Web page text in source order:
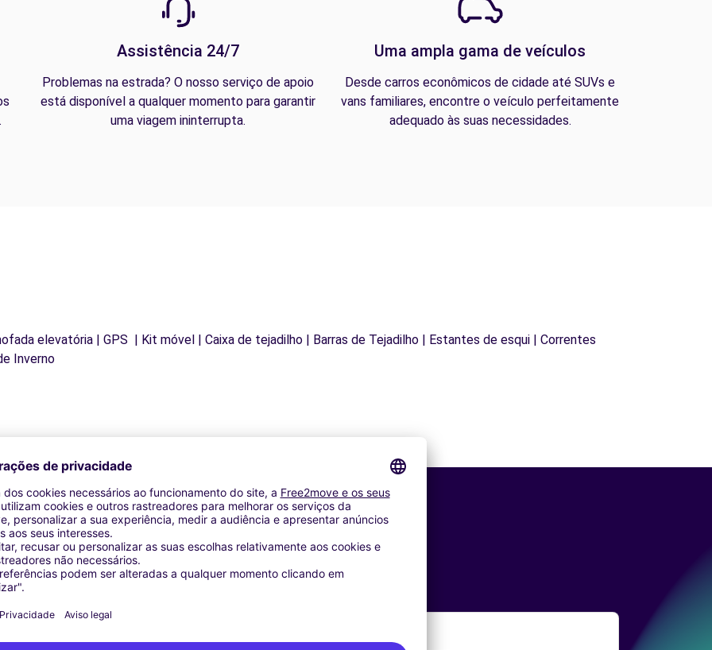
Assistência 24/7
Problemas na estrada? O nosso serviço de apoio
está disponível a qualquer momento para garantir
uma viagem ininterrupta.
Uma ampla gama de veículos
Desde carros econômicos de cidade até SUVs e
vans familiares, encontre o veículo perfeitamente
adequado às suas necessidades.
elevatória | GPS | Kit móvel | Caixa de tejadilho | Barras de Tejadilho | Estantes de esqui | Correntes
Inverno
Agências similares